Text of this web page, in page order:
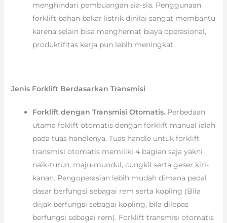
menghindari pembuangan sia-sia. Penggunaan
forklift bahan bakar listrik dinilai sangat membantu
karena selain bisa menghemat biaya operasional,
produktifitas kerja pun lebih meningkat.
Jenis Forklift Berdasarkan Transmisi
Forklift dengan Transmisi Otomatis. Perbedaan
utama foklift otomatis dengan forklift manual ialah
pada tuas handlenya. Tuas handle untuk forklift
transmisi otomatis memiliki 4 bagian saja yakni
naik-turun, maju-mundul, cungkil serta geser kiri-
kanan. Pengoperasian lebih mudah dimana pedal
dasar berfungsi sebagai rem serta kopling (Bila
diijak berfungsi sebagai kopling, bila dilepas
berfungsi sebagai rem). Forklift transmisi otomatis